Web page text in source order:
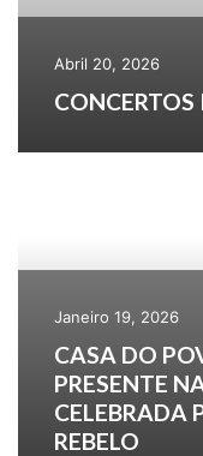
Abril 20, 2026
Janeiro 19, 2026
CASA DO
PRESENTE
CELEBRADA
REBELO